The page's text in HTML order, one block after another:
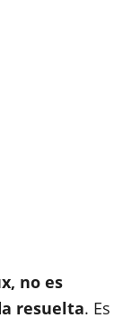
no es
resuelta. Es